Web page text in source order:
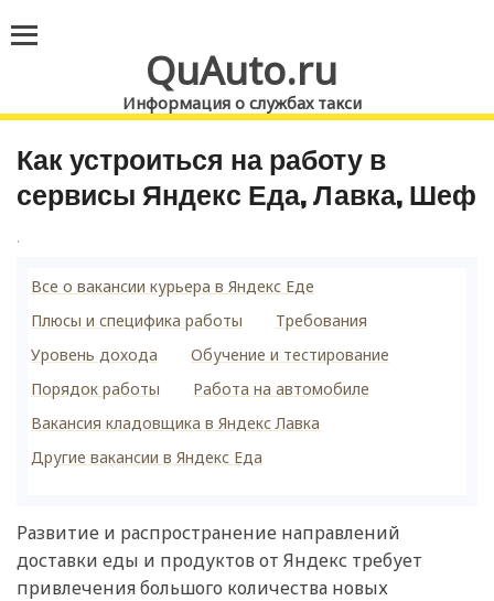
QuAuto.ru
Информация о службах такси
Как устроиться на работу в
сервисы Яндекс Еда, Лавка, Шеф
.
Все о вакансии курьера в Яндекс Еде
Плюсы и специфика работы
Требования
Уровень дохода
Обучение и тестирование
Порядок работы
Работа на автомобиле
Вакансия кладовщика в Яндекс Лавка
Другие вакансии в Яндекс Еда
Развитие и распространение направлений
доставки еды и продуктов от Яндекс требует
привлечения большого количества новых